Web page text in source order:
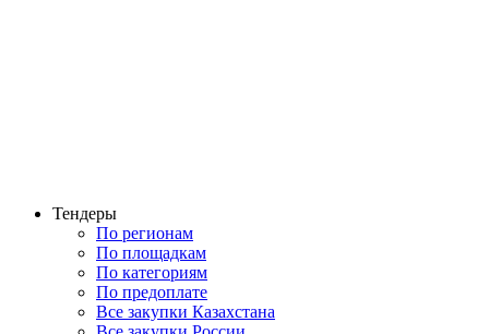
Тендеры
По регионам
По площадкам
По категориям
По предоплате
Все закупки Казахстана